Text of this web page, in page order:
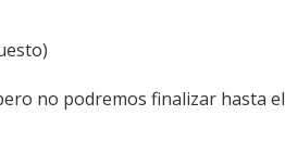
no podremos finalizar hasta el